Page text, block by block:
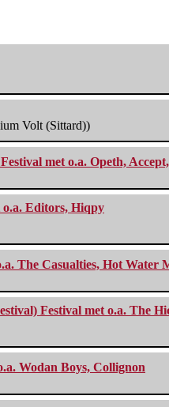
Volt (Sittard))
met o.a. Opeth,
Editors, Hiqpy
The Casualties, Hot Water
Festival met o.a. The
Wodan Boys, Collignon